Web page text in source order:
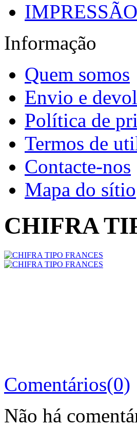
Informação
Quem somos
Envio e
Política de
Termos de
Contacte-nos
Mapa do sítio
CHIFRA
Comentários(0)
Não há